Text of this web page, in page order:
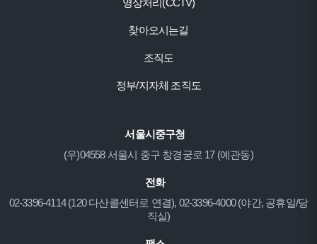
영상처리(CCTV)
찾아오시는길
조직도
정부/지자체 조직도
서울시중구청
(우)04558 서울시 중구 창경궁로 17 (예관동)
전화
02-3396-4114 (120 다산콜센터로 연결), 02-3396-4000 (야간, 공휴일/당
직실)